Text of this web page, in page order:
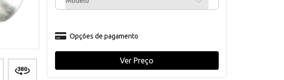
Opções de pagamento
Ver Preço